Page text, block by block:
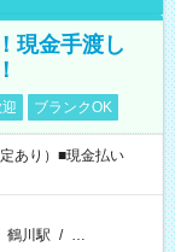
現金手渡し
ブランクOK
あり）■現金払い
鶴川駅 / …